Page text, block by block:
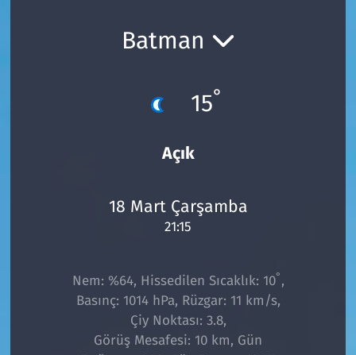
Batman
15°
Açık
18 Mart Çarşamba
21:15
Nem: %64, Hissedilen Sıcaklık: 10° ,
Basınç: 1014 hPa, Rüzgar: 11 km/s,
Çiy Noktası: 3.8,
Görüş Mesafesi: 10 km, Gün